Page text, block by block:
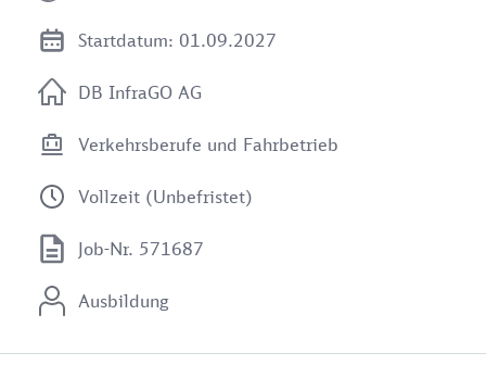
Startdatum: 01.09.2027
DB InfraGO AG
Verkehrsberufe und Fahrbetrieb
Vollzeit (Unbefristet)
Job-Nr. 571687
Ausbildung